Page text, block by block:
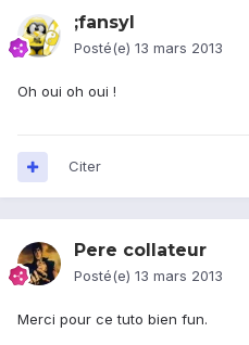
;fansyl
Posté(e) 13 mars 2013
Oh oui oh oui !
Citer
Pere collateur
Posté(e) 13 mars 2013
Merci pour ce tuto bien fun.